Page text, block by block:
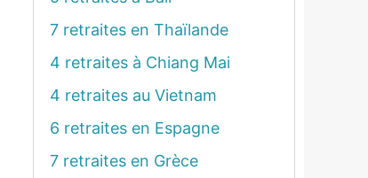
7 retraites en Thaïlande
4 retraites à Chiang Mai
4 retraites au Vietnam
6 retraites en Espagne
7 retraites en Grèce